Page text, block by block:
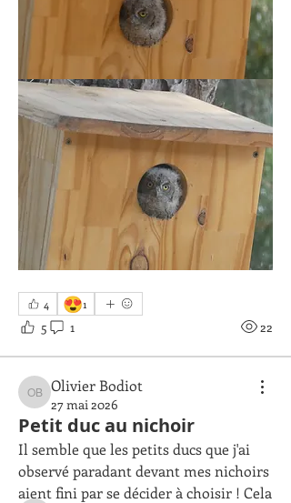
4 😍1
5 1 22
Olivier Bodiot
Olivier Bodiot
27 mai 2026
Petit duc au nichoir
Il semble que les petits ducs que j'ai
observé paradant devant mes nichoirs
aient fini par se décider à choisir ! Cela
Bienvenue dans le groupe ! Vous
pouvez communiquer avec d'au
Lire plus
membres